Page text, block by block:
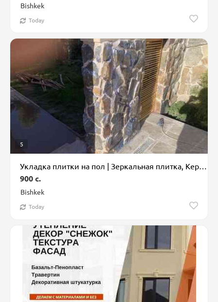
Bishkek
Today
5
Укладка плитки на пол | Зеркальная плитка, Керамическая плитка, Керамогранитая плитка | Вертикальная укладка, Горизонтальная укладка, Диагональная укл
Bishkek
900 c.
Today